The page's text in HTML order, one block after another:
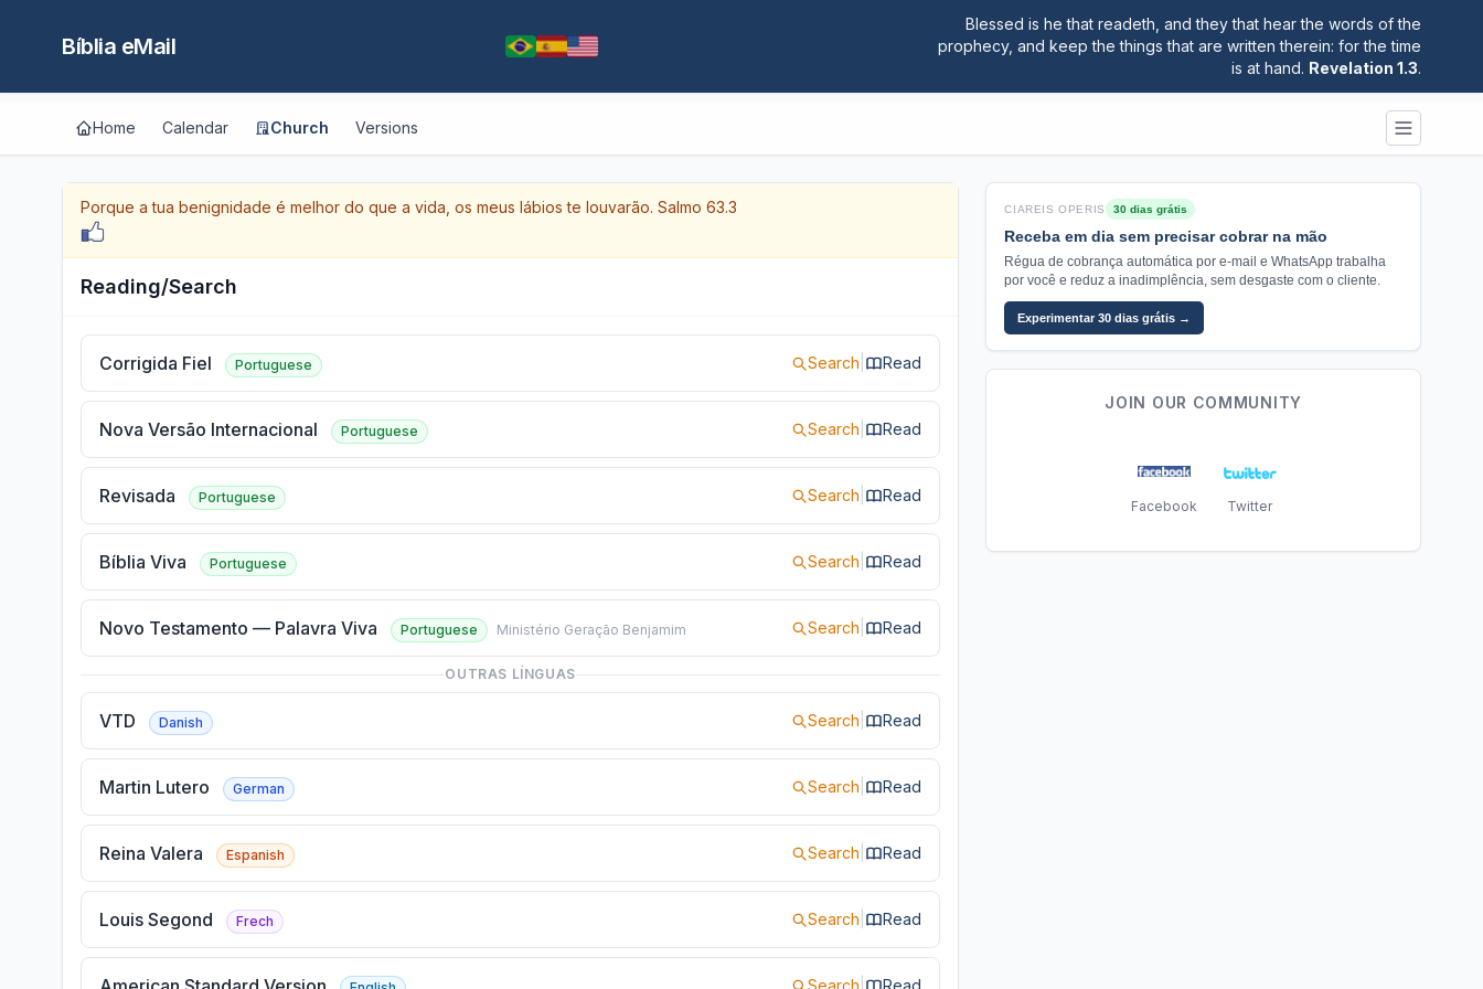
Bíblia eMail
Blessed is he that readeth, and they that hear the words of the
prophecy, and keep the things that are written therein: for the time
is at hand. Revelation 1.3.
Home Calendar Church Versions
Porque a tua benignidade é melhor do que a vida, os meus lábios te louvarão. Salmo 63.3
Reading/Search
Corrigida Fiel Portuguese Search Read
Nova Versão Internacional Portuguese Search Read
Revisada Portuguese Search Read
Bíblia Viva Portuguese Search Read
Novo Testamento — Palavra Viva Portuguese Ministério Geração Benjamim Search Read
OUTRAS LÍNGUAS
VTD Danish Search Read
Martin Lutero German Search Read
Reina Valera Espanish Search Read
Louis Segond Frech Search Read
Search Read
CIAREIS OPERIS 30 dias grátis
Receba em dia sem precisar cobrar na mão
Régua de cobrança automática por e-mail e WhatsApp trabalha
por você e reduz a inadimplência, sem desgaste com o cliente.
Experimentar 30 dias grátis →
JOIN OUR COMMUNITY
Facebook Twitter